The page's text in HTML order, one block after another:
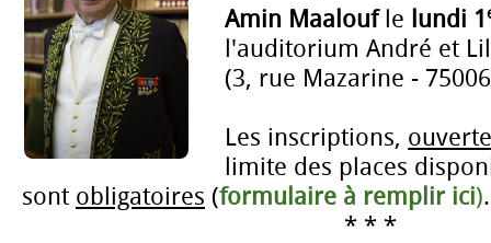
Amin Maalouf le lundi 1
l'auditorium André et
(3, rue Mazarine -
Les inscriptions,
limite des places
sont obligatoires (formulaire à remplir ici).
* * *